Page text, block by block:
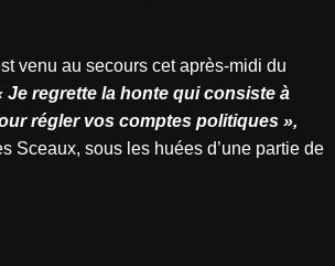
venu au secours cet après-midi du
Je regrette la honte qui consiste à
régler vos comptes politiques »,
Sceaux, sous les huées d’une partie de